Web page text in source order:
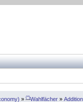
» (*)Wahlfächer »